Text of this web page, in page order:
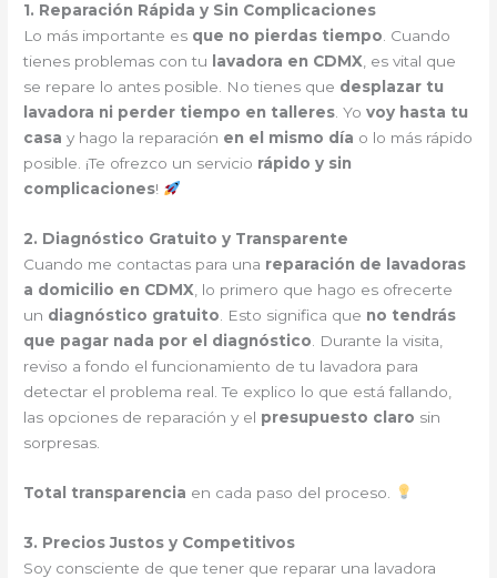
1. Reparación Rápida y Sin Complicaciones
Lo más importante es que no pierdas tiempo . Cuando
tienes problemas con tu
lavadora en CDMX , es vital que
se repare lo antes posible. No tienes que desplazar tu
lavadora ni perder tiempo en talleres . Yovoy hasta tu
casa y hago la reparación en el mismo día o lo más rápido
posible. ¡Te ofrezco un servicio rápido y sin
complicaciones!
2. Diagnóstico Gratuito y Transparente
Cuando me contactas para una reparación de lavadoras
a domicilio en CDMX , lo primero que hago es ofrecerte
un diagnóstico gratuito . Esto significa que no tendrás
que pagar nada por el diagnóstico . Durante la visita,
reviso a fondo el funcionamiento de tu lavadora para
detectar el problema real. Te explico lo que está fallando,
las opciones de reparación y el presupuesto claro sin
sorpresas.
Total transparencia en cada paso del proceso.
3. Precios Justos y Competitivos
Soy consciente de que tener que reparar una lavadora